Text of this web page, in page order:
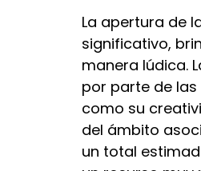
La apertura de
significativo,
manera lúdica.
por parte de
como su
del ámbito
un total